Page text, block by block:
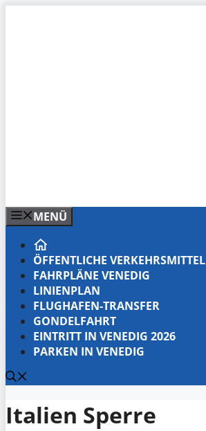
MENÜ
ÖFFENTLICHE VERKEHRSMITTEL
FAHRPLÄNE VENEDIG
LINIENPLAN
FLUGHAFEN-TRANSFER
GONDELFAHRT
EINTRITT IN VENEDIG 2026
PARKEN IN VENEDIG
Italien Sperre